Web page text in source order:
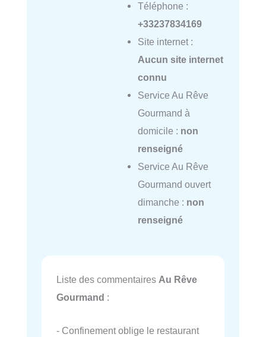
Téléphone :
+33237834169
Site internet :
Aucun site internet
connu
Service Au Rêve
Gourmand à
domicile : non
renseigné
Service Au Rêve
Gourmand ouvert
dimanche : non
renseigné
Liste des commentaires Au Rêve
Gourmand :
- Confinement oblige le restaurant